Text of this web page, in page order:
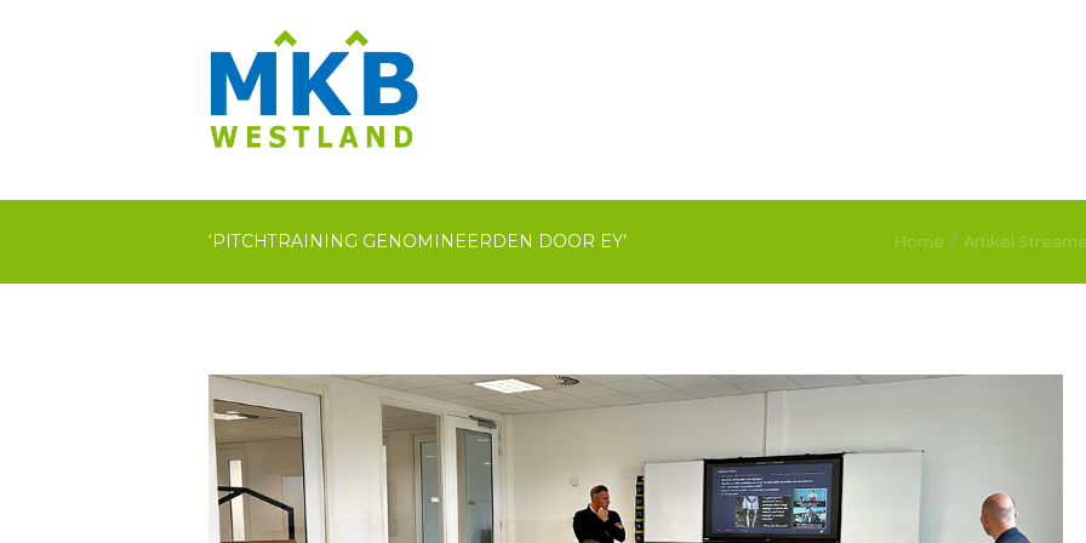
‘PITCHTRAINING GENOMINEERDEN DOOR EY’ Home Artikel